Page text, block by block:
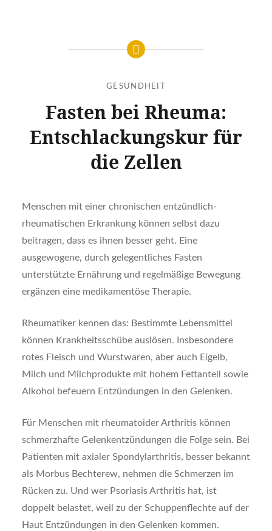
GESUNDHEIT
Fasten bei Rheuma:
Entschlackungskur für
die Zellen
Menschen mit einer chronischen entzündlich-
rheumatischen Erkrankung können selbst dazu
beitragen, dass es ihnen besser geht. Eine
ausgewogene, durch gelegentliches Fasten
unterstützte Ernährung und regelmäßige Bewegung
ergänzen eine medikamentöse Therapie.
Rheumatiker kennen das: Bestimmte Lebensmittel
können Krankheitsschübe auslösen. Insbesondere
rotes Fleisch und Wurstwaren, aber auch Eigelb,
Milch und Milchprodukte mit hohem Fettanteil sowie
Alkohol befeuern Entzündungen in den Gelenken.
Für Menschen mit rheumatoider Arthritis können
schmerzhafte Gelenkentzündungen die Folge sein. Bei
Patienten mit axialer Spondylarthritis, besser bekannt
als Morbus Bechterew, nehmen die Schmerzen im
Rücken zu. Und wer Psoriasis Arthritis hat, ist
doppelt belastet, weil zu der Schuppenflechte auf der
Haut Entzündungen in den Gelenken kommen.